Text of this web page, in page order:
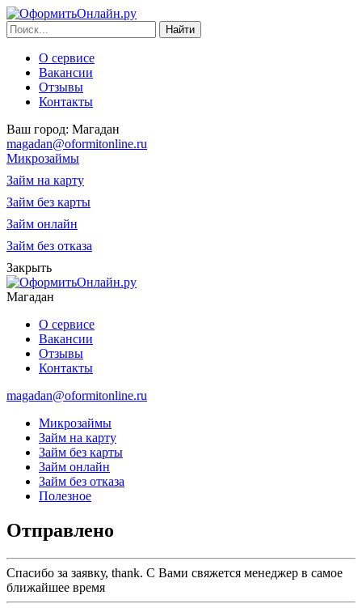
О сервисе
Вакансии
Отзывы
Контакты
Ваш город: Магадан
magadan@oformitonline.ru
Микрозаймы
Займ на карту
Займ без карты
Займ онлайн
Займ без отказа
Закрыть
Магадан
О сервисе
Вакансии
Отзывы
Контакты
magadan@oformitonline.ru
Микрозаймы
Займ на карту
Займ без карты
Займ онлайн
Займ без отказа
Полезное
Отправлено
Спасибо за заявку, thank. С Вами свяжется менеджер в самое
ближайшее время